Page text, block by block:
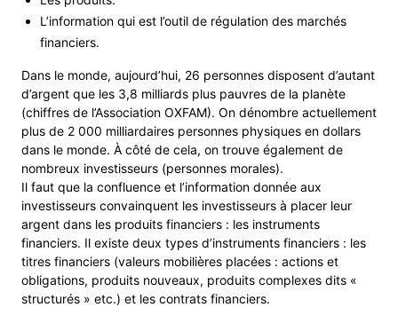
L’information qui est l’outil de régulation des marchés
financiers.
Dans le monde, aujourd’hui, 26 personnes disposent d’autant
d’argent que les 3,8 milliards plus pauvres de la planète
(chiffres de l’Association OXFAM). On dénombre actuellement
plus de 2 000 milliardaires personnes physiques en dollars
dans le monde. À côté de cela, on trouve également de
nombreux investisseurs (personnes morales).
Il faut que la confluence et l’information donnée aux
investisseurs convainquent les investisseurs à placer leur
argent dans les produits financiers : les instruments
financiers. Il existe deux types d’instruments financiers : les
titres financiers (valeurs mobilières placées : actions et
obligations, produits nouveaux, produits complexes dits «
structurés » etc.) et les contrats financiers.